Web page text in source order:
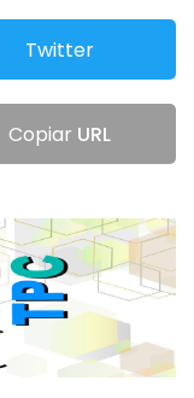
Twitter
Copiar URL